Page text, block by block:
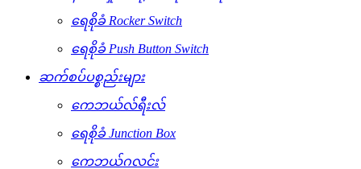
ရေစိုခံ Rocker Switch
ရေစိုခံ Push Button Switch
ဆက်စပ်ပစ္စည်းများ
ကေဘယ်လ်ရီးလ်
ရေစိုခံ Junction Box
ကေဘယ်ဂလင်း